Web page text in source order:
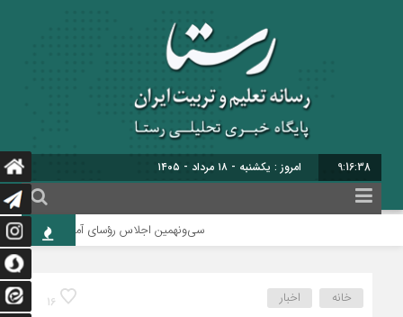
9:16:38 امروز : یکشنبه - ۱۸ مرداد - ۱۴۰۵
سی‌ونهمین اجلاس رؤسای آموزش و پرورش
16 خانه اخبار